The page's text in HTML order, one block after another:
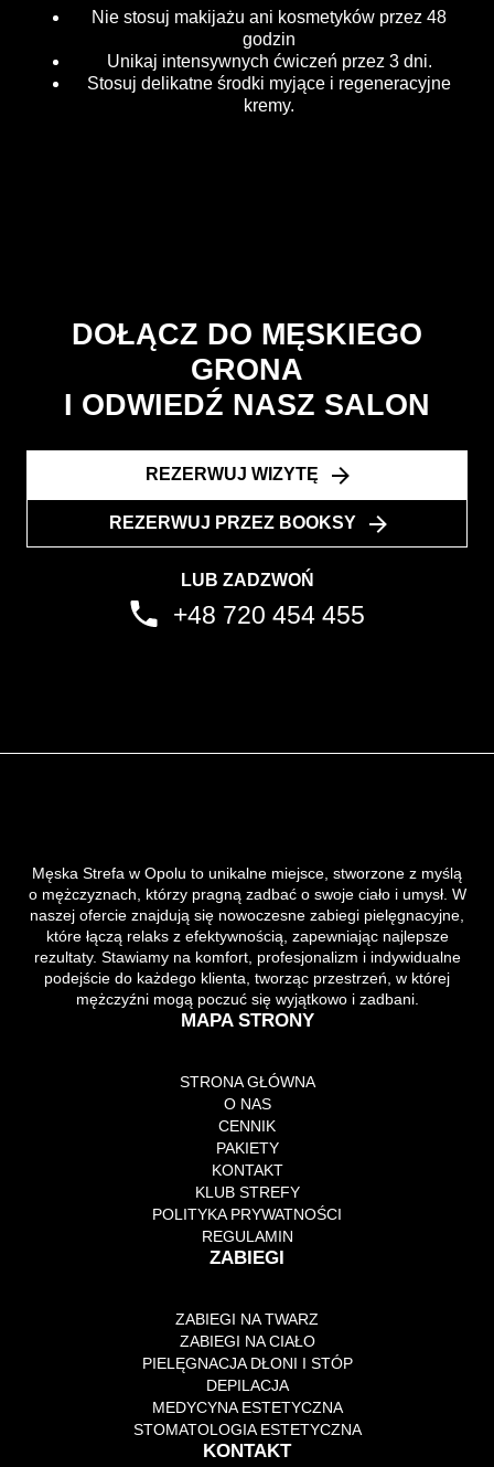
Nie stosuj makijażu ani kosmetyków przez 48
godzin
Unikaj intensywnych ćwiczeń przez 3 dni.
Stosuj delikatne środki myjące i regeneracyjne
kremy.
DOŁĄCZ DO MĘSKIEGO
GRONA
I ODWIEDŹ NASZ SALON
REZERWUJ WIZYTĘ
REZERWUJ PRZEZ BOOKSY
LUB ZADZWOŃ
+48 720 454 455
Męska Strefa w Opolu to unikalne miejsce, stworzone z myślą
o mężczyznach, którzy pragną zadbać o swoje ciało i umysł. W
naszej ofercie znajdują się nowoczesne zabiegi pielęgnacyjne,
które łączą relaks z efektywnością, zapewniając najlepsze
rezultaty. Stawiamy na komfort, profesjonalizm i indywidualne
podejście do każdego klienta, tworząc przestrzeń, w której
mężczyźni mogą poczuć się wyjątkowo i zadbani.
MAPA STRONY
STRONA GŁÓWNA
O NAS
CENNIK
PAKIETY
KONTAKT
KLUB STREFY
POLITYKA PRYWATNOŚCI
REGULAMIN
ZABIEGI
ZABIEGI NA TWARZ
ZABIEGI NA CIAŁO
PIELĘGNACJA DŁONI I STÓP
DEPILACJA
MEDYCYNA ESTETYCZNA
STOMATOLOGIA ESTETYCZNA
KONTAKT